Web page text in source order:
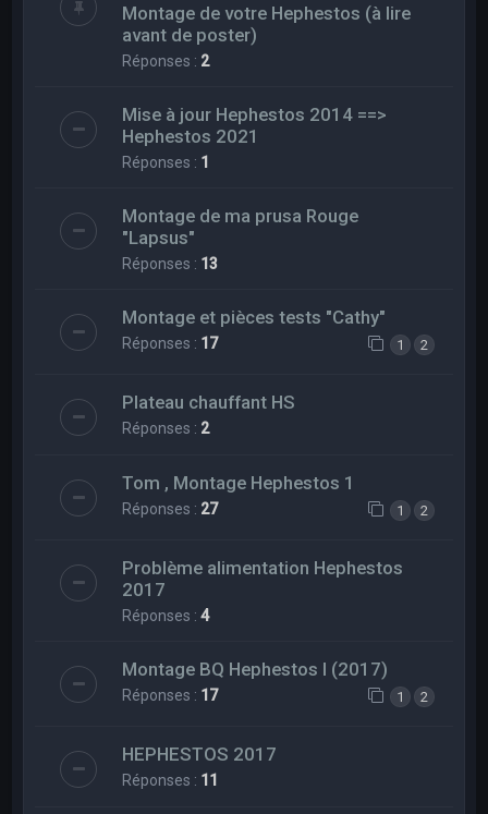
Montage de votre Hephestos (à lire
avant de poster)
Réponses : 2
Mise à jour Hephestos 2014 ==>
Hephestos 2021
Réponses : 1
Montage de ma prusa Rouge
"Lapsus"
Réponses : 13
Montage et pièces tests "Cathy"
Réponses : 17 1 2
Plateau chauffant HS
Réponses : 2
Tom , Montage Hephestos 1
Réponses : 27 1 2
Problème alimentation Hephestos
2017
Réponses :4
Montage BQ Hephestos I (2017)
Réponses : 17 1 2
HEPHESTOS 2017
Réponses : 11